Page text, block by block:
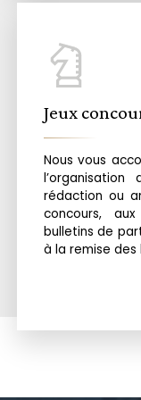
Jeux
Nous vous
rédaction ou
concours,
bulletins de
à la remise